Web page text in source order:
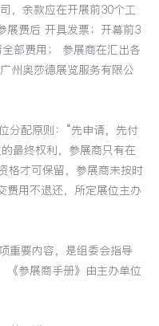
，余款应在开展前30个工
展费后 开具发票；开幕前3
部费用； 参展商在汇出各
州奥莎德展览服务有限公
分配原则：“先申请，先付
最终权利，参展商只有在
格才可保留，参展商未按时
费用不退还，所定展位主办
重要内容，是组委会指导
《参展商手册》由主办单位